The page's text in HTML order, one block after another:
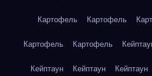
Картофель Картофель
Картофель Картофель
Кейптаун Кейптаун Кейптаун